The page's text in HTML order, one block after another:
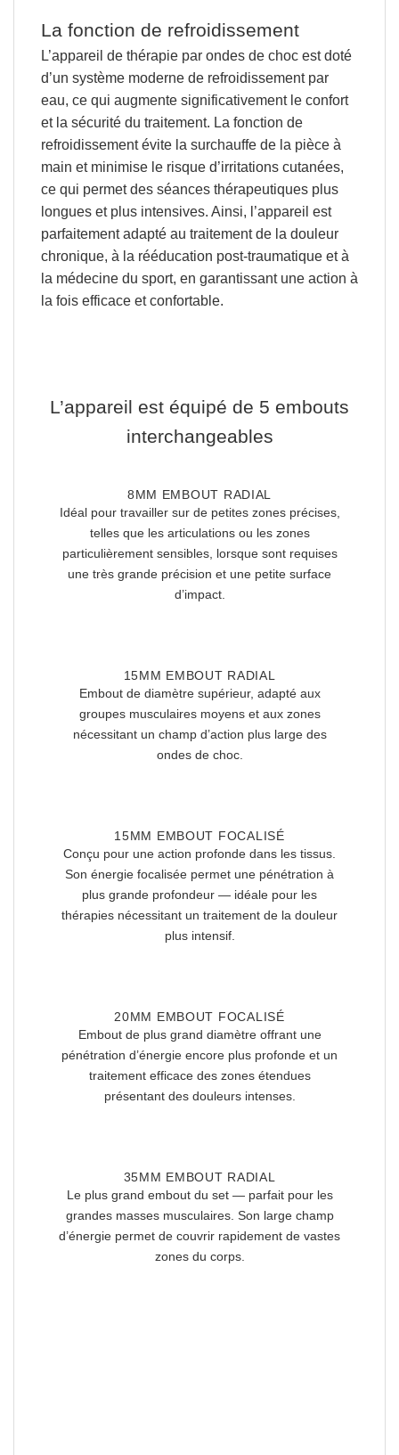
La fonction de refroidissement
L’appareil de thérapie par ondes de choc est doté
d’un système moderne de refroidissement par
eau, ce qui augmente significativement le confort
et la sécurité du traitement. La fonction de
refroidissementévite la surchauffe de la pièce à
main et minimise le risque d’irritations cutanées,
ce qui permetdes séances thérapeutiques plus
longues et plus intensives. Ainsi, l’appareil est
parfaitement adapté au traitement de la douleur
chronique, à la rééducation post‑traumatique et à
la médecine du sport, en garantissant une action à
la fois efficace et confortable.
L’appareil est équipé de 5 embouts
interchangeables
8MM EMBOUT RADIAL
Idéal pour travailler sur de petites zones précises,
telles que les articulations ou les zones
particulièrement sensibles, lorsque sont requises
une très grande précision et une petite surface
d’impact.
15MM EMBOUT RADIAL
Embout de diamètre supérieur, adapté aux
groupes musculaires moyens et aux zones
nécessitant un champ d’action plus large des
ondes de choc.
15MM EMBOUT FOCALISÉ
Conçu pour une action profonde dans les tissus.
Son énergie focalisée permet une pénétration à
plus grande profondeur — idéale pour les
thérapies nécessitant un traitement de la douleur
plus intensif.
20MM EMBOUT FOCALISÉ
Embout de plus grand diamètre offrant une
pénétration d’énergie encore plus profonde et un
traitement efficace des zones étendues
présentant des douleurs intenses.
35MM EMBOUT RADIAL
Le plus grand embout du set — parfait pour les
grandes masses musculaires. Son large champ
d’énergie permet de couvrir rapidement de vastes
zones du corps.